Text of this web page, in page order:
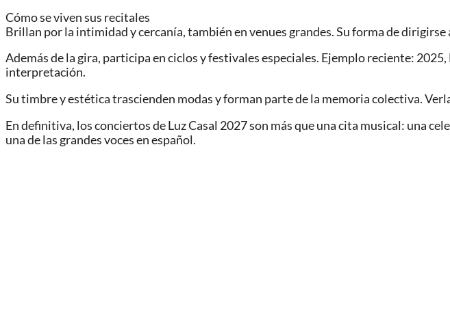
Cómo se viven sus recitales
Brillan por la intimidad y cercanía, también en venues grandes. Su forma de
Además de la gira, participa en ciclos y festivales especiales. Ejemplo reciente:
interpretación.
Su timbre y estética trascienden modas y forman parte de la memoria colectiva.
En definitiva, los conciertos de Luz Casal 2027 son más que una cita musical: una
una de las grandes voces en español.